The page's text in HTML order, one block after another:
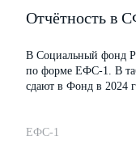
Отчётность в
В Социальный фонд
по форме ЕФС-1. В
сдают в Фонд в 2024
ЕФС-1